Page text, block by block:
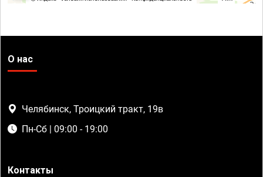
О нас
Челябинск, Троицкий тракт, 19в
Пн-Сб | 09:00 - 19:00
Контакты